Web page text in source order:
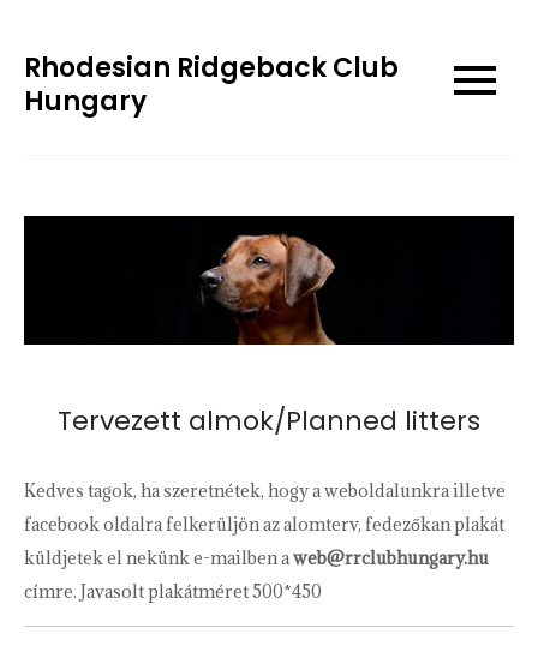
content
Rhodesian Ridgeback Club
Hungary
Tervezett almok/Planned litters
Kedves tagok, ha szeretnétek, hogy a weboldalunkra illetve
facebook oldalra felkerüljön az alomterv, fedezőkan plakát
küldjetek el nekünk e-mailben a web@rrclubhungary.hu
címre. Javasolt plakátméret 500*450